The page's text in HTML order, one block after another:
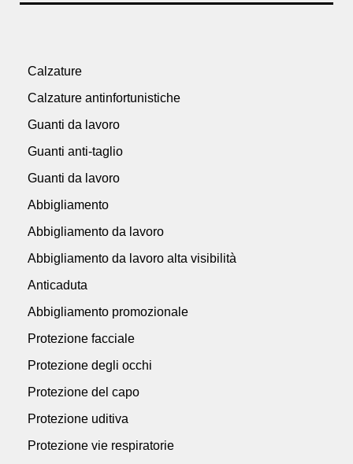
Calzature
Calzature antinfortunistiche
Guanti da lavoro
Guanti anti-taglio
Guanti da lavoro
Abbigliamento
Abbigliamento da lavoro
Abbigliamento da lavoro alta visibilità
Anticaduta
Abbigliamento promozionale
Protezione facciale
Protezione degli occhi
Protezione del capo
Protezione uditiva
Protezione vie respiratorie